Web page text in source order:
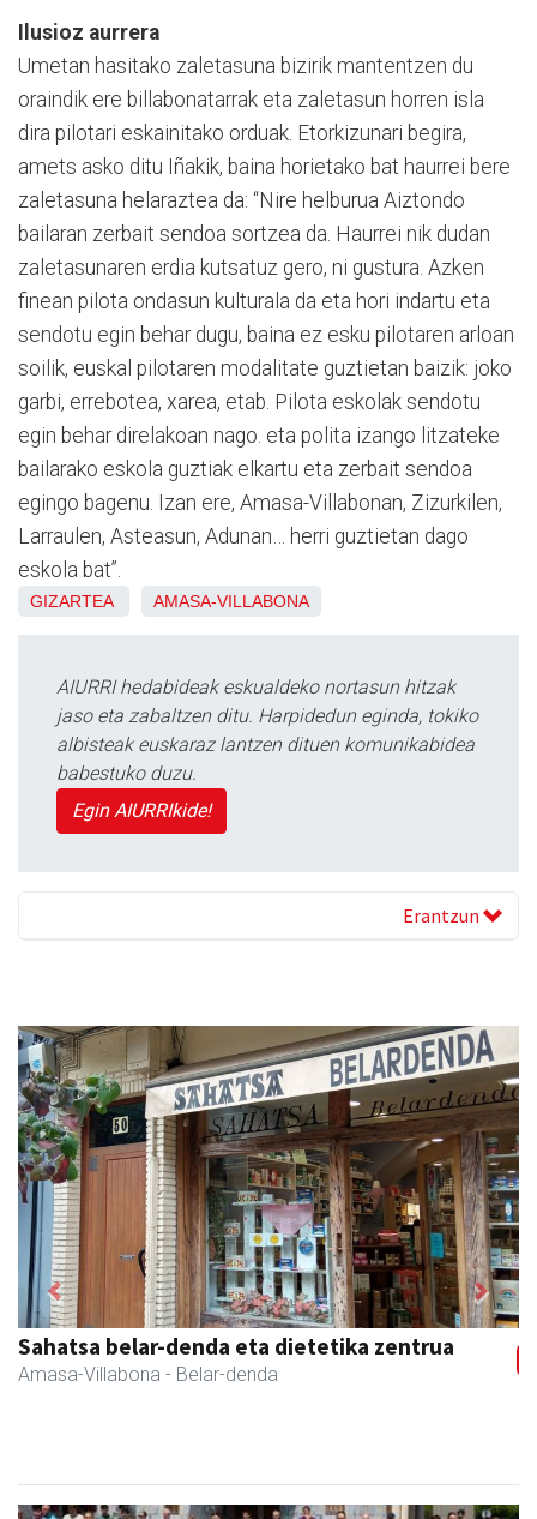
Ilusioz aurrera
Umetan hasitako zaletasuna bizirik mantentzen du
oraindik ere billabonatarrak eta zaletasun horren isla
dira pilotari eskainitako orduak. Etorkizunari begira,
amets asko ditu Iñakik, baina horietako bat haurrei bere
zaletasuna helaraztea da: “Nire helburua Aiztondo
bailaran zerbait sendoa sortzea da. Haurrei nik dudan
zaletasunaren erdia kutsatuz gero, ni gustura. Azken
finean pilota ondasun kulturala da eta hori indartu eta
sendotu egin behar dugu, baina ez esku pilotaren arloan
soilik, euskal pilotaren modalitate guztietan baizik: joko
garbi, errebotea, xarea, etab. Pilota eskolak sendotu
egin behar direlakoan nago. eta polita izango litzateke
bailarako eskola guztiak elkartu eta zerbait sendoa
egingo bagenu. Izan ere, Amasa-Villabonan, Zizurkilen,
Larraulen, Asteasun, Adunan… herri guztietan dago
eskola bat”.
GIZARTEA AMASA-VILLABONA
AIURRI hedabideak eskualdeko nortasun hitzak
jaso eta zabaltzen ditu. Harpidedun eginda, tokiko
albisteak euskaraz lantzen dituen komunikabidea
babestuko duzu.
Egin AIURRIkide!
Erantzun
Sahatsa belar-denda eta dietetika zentrua
Amasa-Villabona - Belar-denda
Previous Next